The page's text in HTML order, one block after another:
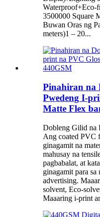
Waterproof+Eco-
3500000 Square
Buwan Oras ng
meters)1 – 20...
Pinahiran na
Pwedeng I-
Matte Flex
Dobleng Gilid na
Ang coated PVC
ginagamit na
mahusay na
pagbabalat, at
ginagamit para
advertising.
solvent, Eco-
Maaaring i-print